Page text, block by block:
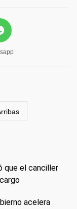
que el canciller
acelera